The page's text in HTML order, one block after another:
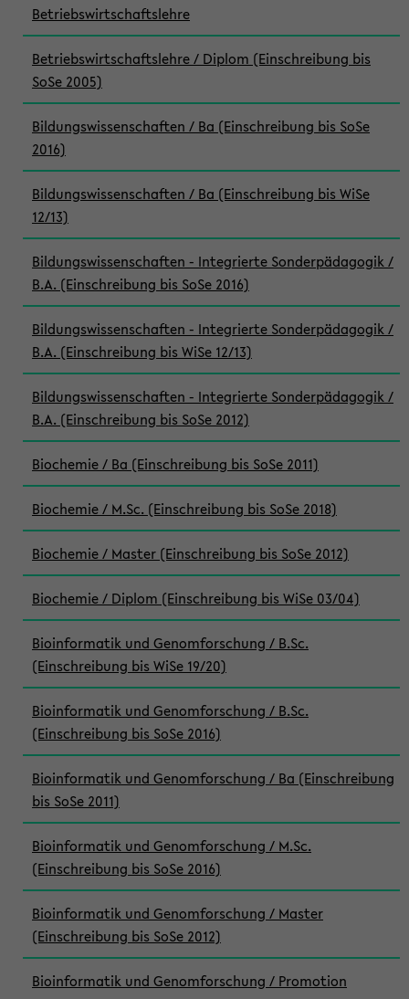
Betriebswirtschaftslehre
Betriebswirtschaftslehre / Diplom (Einschreibung bis
SoSe 2005)
Bildungswissenschaften / Ba (Einschreibung bis SoSe
2016)
Bildungswissenschaften / Ba (Einschreibung bis WiSe
12/13)
Bildungswissenschaften - Integrierte Sonderpädagogik /
B.A. (Einschreibung bis SoSe 2016)
Bildungswissenschaften - Integrierte Sonderpädagogik /
B.A. (Einschreibung bis WiSe 12/13)
Bildungswissenschaften - Integrierte Sonderpädagogik /
B.A. (Einschreibung bis SoSe 2012)
Biochemie / Ba (Einschreibung bis SoSe 2011)
Biochemie / M.Sc. (Einschreibung bis SoSe 2018)
Biochemie / Master (Einschreibung bis SoSe 2012)
Biochemie / Diplom (Einschreibung bis WiSe 03/04)
Bioinformatik und Genomforschung / B.Sc.
(Einschreibung bis WiSe 19/20)
Bioinformatik und Genomforschung / B.Sc.
(Einschreibung bis SoSe 2016)
Bioinformatik und Genomforschung / Ba (Einschreibung
bis SoSe 2011)
Bioinformatik und Genomforschung / M.Sc.
(Einschreibung bis SoSe 2016)
Bioinformatik und Genomforschung / Master
(Einschreibung bis SoSe 2012)
Bioinformatik und Genomforschung / Promotion